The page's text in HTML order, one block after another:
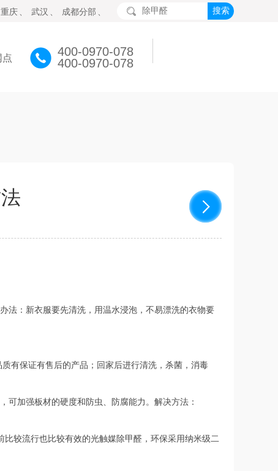
重庆 、 武汉 、 成都分部 、
400-0970-078
400-0970-078
：新衣服要先清洗，用温水浸泡，不易漂洗的衣物要
有保证有售后的产品；回家后进行清洗，杀菌，消毒
加强板材的硬度和防虫、防腐能力。解决方法：
较流行也比较有效的光触媒除甲醛，环保采用纳米级二